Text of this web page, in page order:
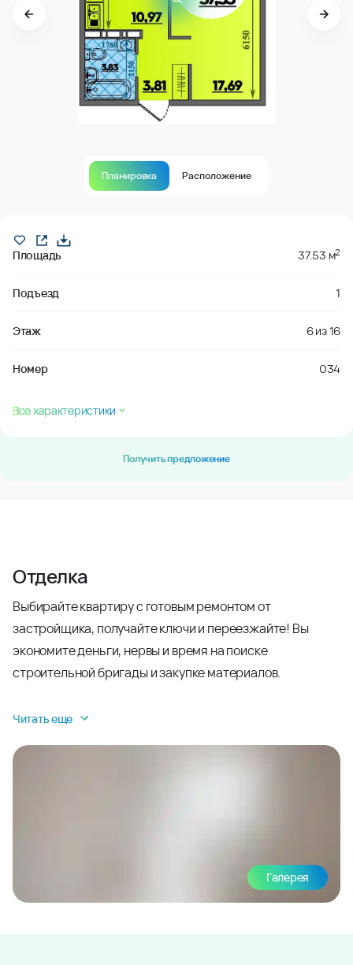
Планировка Расположение
Площадь 37.53 м2
Подъезд 1
Этаж 6из16
Номер 034
Все характеристики
Получить предложение
Отделка
Выбирайте квартиру с готовым ремонтом от
застройщика, получайте ключи и переезжайте! Вы
экономите деньги, нервы и время на поиске
строительной бригады и закупке материалов.
Читать еще
Галерея